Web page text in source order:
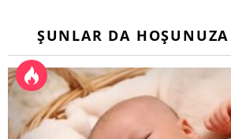
ŞUNLAR DA